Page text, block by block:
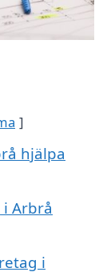
hjälpa
Arbrå
i